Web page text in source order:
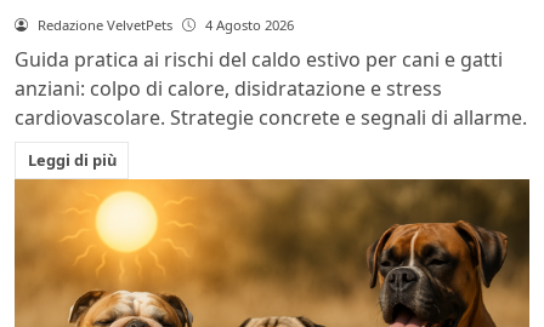
Redazione VelvetPets 4 Agosto 2026
Guida pratica ai rischi del caldo estivo per cani e gatti
anziani: colpo di calore, disidratazione e stress
cardiovascolare. Strategie concrete e segnali di allarme.
Leggi di più